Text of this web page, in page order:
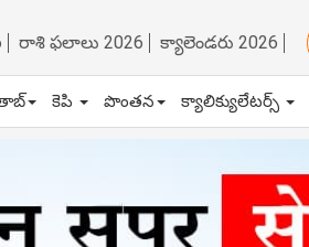
రాశి ఫలాలు 2026 క్యాలెండరు 2026
కెపి పొంతన క్యాలిక్యులేటర్స్